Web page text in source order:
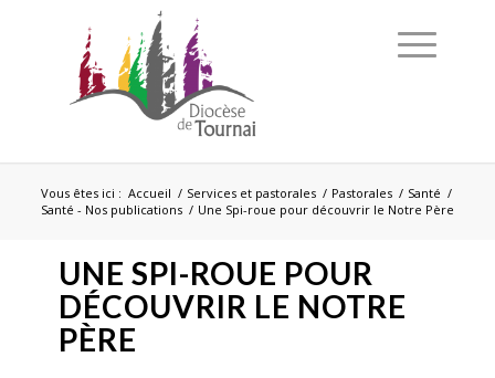
Vous êtes ici : Accueil / Services et pastorales / Pastorales / Santé /
Santé - Nos publications / Une Spi-roue pour découvrir le Notre Père
UNE SPI-ROUE POUR
DÉCOUVRIR LE NOTRE
PÈRE